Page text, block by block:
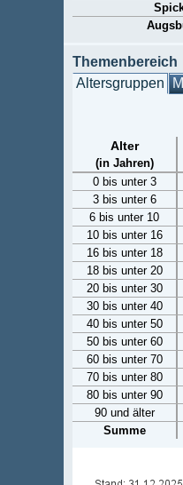
Themenbereich
Altersgruppen
Alter
(in Jahren)
0 bis unter 3
3 bis unter 6
6 bis unter 10
10 bis unter 16
16 bis unter 18
18 bis unter 20
20 bis unter 30
30 bis unter 40
40 bis unter 50
50 bis unter 60
60 bis unter 70
70 bis unter 80
80 bis unter 90
90 und älter
Summe